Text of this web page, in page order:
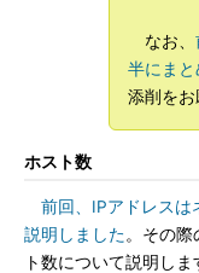
なお、
半にま
添削をお
ホスト数
前回、IPアドレスは
説明しました。その際
ト数について説明しま